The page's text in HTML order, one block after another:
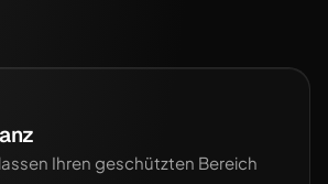
Ihren geschützten Bereich